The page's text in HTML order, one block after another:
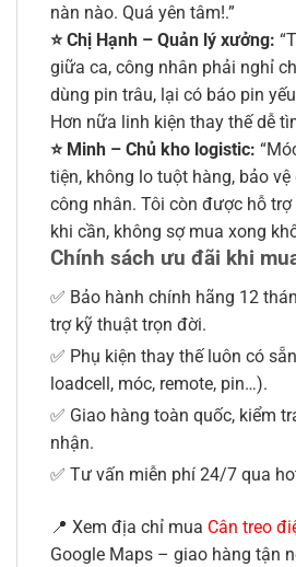
nàn nào. Quá yên tâm!.”
⭐ Chị Hạnh – Quản lý xưởng:
giữa ca, công nhân phải nghỉ
dùng pin trâu, lại có báo pin
Hơn nữa linh kiện thay thế dễ
⭐ Minh – Chủ kho logistic:
tiện, không lo tuột hàng, bảo
công nhân. Tôi còn được hỗ
khi cần, không sợ mua xong
Chính sách ưu đãi khi
✅ Bảo hành chính hãng 12
trợ kỹ thuật trọn đời.
✅ Phụ kiện thay thế luôn có
loadcell, móc, remote, pin…).
✅ Giao hàng toàn quốc, kiểm
nhận.
✅ Tư vấn miễn phí 24/7 qua
📍 Xem địa chỉ mua Cân treo
Google Maps – giao hàng tận